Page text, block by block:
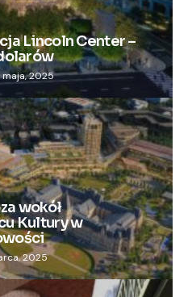
Lincoln Center –
maja, 2025
wokół
Kultury w
2025